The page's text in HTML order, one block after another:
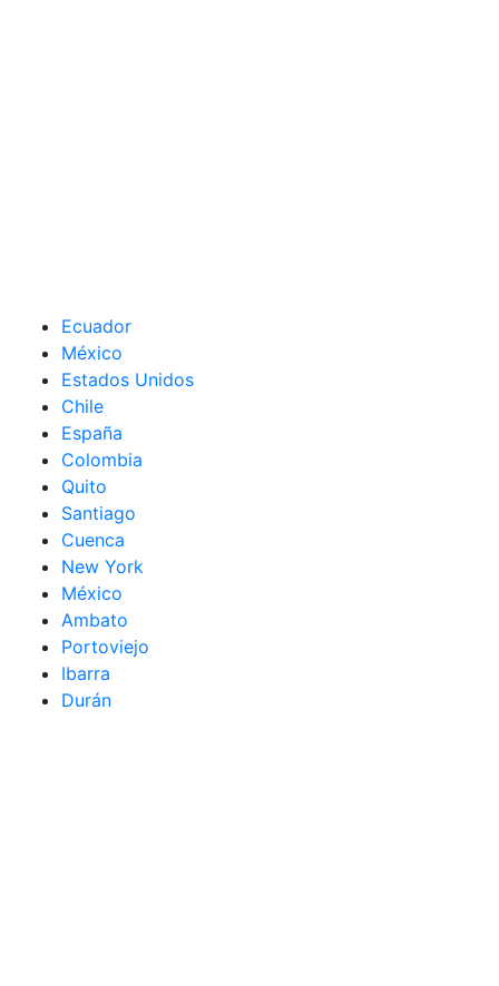
Ecuador
México
Estados Unidos
Chile
España
Colombia
Quito
Santiago
Cuenca
New York
México
Ambato
Portoviejo
Ibarra
Durán